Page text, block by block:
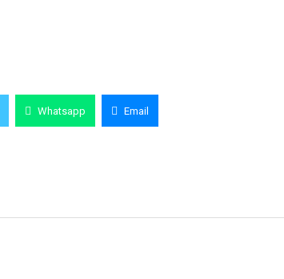
Whatsapp Email